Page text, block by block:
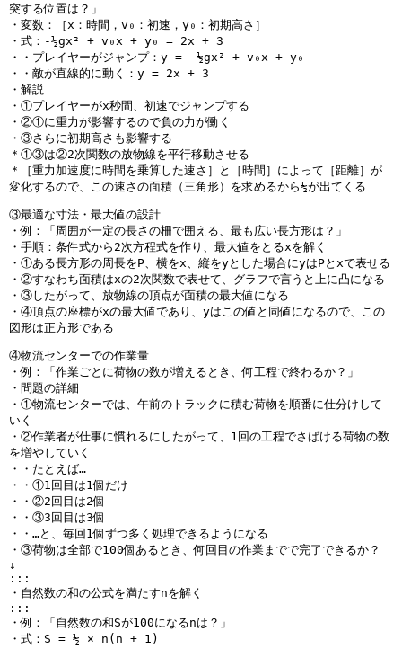
突する位置は？」
・変数：［x：時間，v₀：初速，y₀：初期高さ］
・式：-½gx² + v₀x + y₀ = 2x + 3
・・プレイヤーがジャンプ：y = -½gx² + v₀x + y₀
・・敵が直線的に動く：y = 2x + 3
・解説
・①プレイヤーがx秒間、初速でジャンプする
・②①に重力が影響するので負の力が働く
・③さらに初期高さも影響する
＊①③は②2次関数の放物線を平行移動させる
＊［重力加速度に時間を乗算した速さ］と［時間］によって［距離］が
変化するので、この速さの面積（三角形）を求めるから½が出てくる
③最適な寸法・最大値の設計
・例：「周囲が一定の長さの柵で囲える、最も広い長方形は？」
・手順：条件式から2次方程式を作り、最大値をとるxを解く
・①ある長方形の周長をP、横をx、縦をyとした場合にyはPとxで表せる
・②すなわち面積はxの2次関数で表せて、グラフで言うと上に凸になる
・③したがって、放物線の頂点が面積の最大値になる
・④頂点の座標がxの最大値であり、yはこの値と同値になるので、この
図形は正方形である
④物流センターでの作業量
・例：「作業ごとに荷物の数が増えるとき、何工程で終わるか？」
・問題の詳細
・①物流センターでは、午前のトラックに積む荷物を順番に仕分けして
いく
・②作業者が仕事に慣れるにしたがって、1回の工程でさばける荷物の数
を増やしていく
・・たとえば…
・・①1回目は1個だけ
・・②2回目は2個
・・③3回目は3個
・・…と、毎回1個ずつ多く処理できるようになる
・③荷物は全部で100個あるとき、何回目の作業までで完了できるか？
↓
:::
・自然数の和の公式を満たすnを解く
:::
・例：「自然数の和Sが100になるnは？」
・式：S = ½ × n(n + 1)